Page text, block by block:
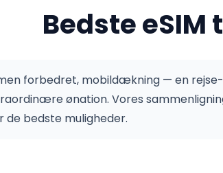
Bedste eSIM
forbedret, mobildækning — en
ønation. Vores
de bedste muligheder.